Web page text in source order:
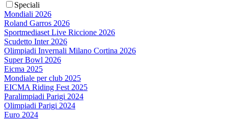
Speciali
Mondiali 2026
Roland Garros 2026
Sportmediaset Live Riccione 2026
Scudetto Inter 2026
Olimpiadi Invernali Milano Cortina 2026
Super Bowl 2026
Eicma 2025
Mondiale per club 2025
EICMA Riding Fest 2025
Paralimpiadi Parigi 2024
Olimpiadi Parigi 2024
Euro 2024